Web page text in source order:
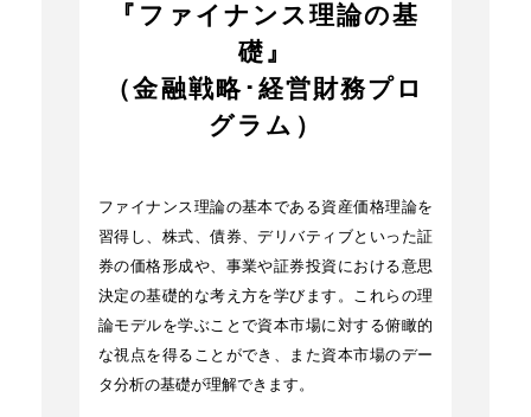
『ファイナンス理論の基
礎』
（金融戦略･経営財務プロ
グラム）
ファイナンス理論の基本である資産価格理論を
習得し、株式、債券、デリバティブといった証
券の価格形成や、事業や証券投資における意思
決定の基礎的な考え方を学びます。これらの理
論モデルを学ぶことで資本市場に対する俯瞰的
な視点を得ることができ、また資本市場のデー
タ分析の基礎が理解できます。